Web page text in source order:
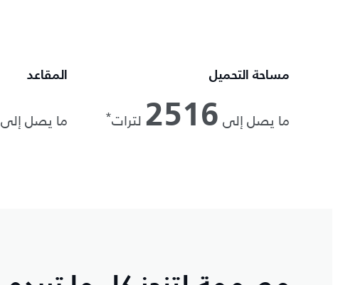
مساحة التحميل
ما يصل إلى 2516 لترات*
المقاعد
ما يصل إلى